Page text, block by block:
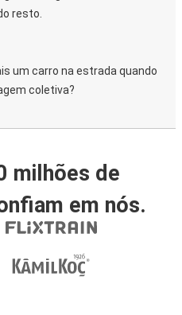
resto.
um carro na estrada quando
coletiva?
milhões de
em nós.